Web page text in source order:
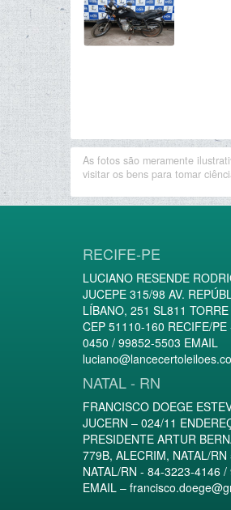
As fotos são meramente
visitar os bens para tomar
RECIFE-PE
LUCIANO RESENDE
JUCEPE 315/98 AV.
LÍBANO, 251 SL811
CEP 51110-160 RECIFE/
0450 / 99852-5503 EMAIL
NATAL - RN
FRANCISCO DOEGE
JUCERN – 024/11
PRESIDENTE ARTUR
779B, ALECRIM, NATAL/
NATAL/RN - 84-3223-4146
EMAIL –